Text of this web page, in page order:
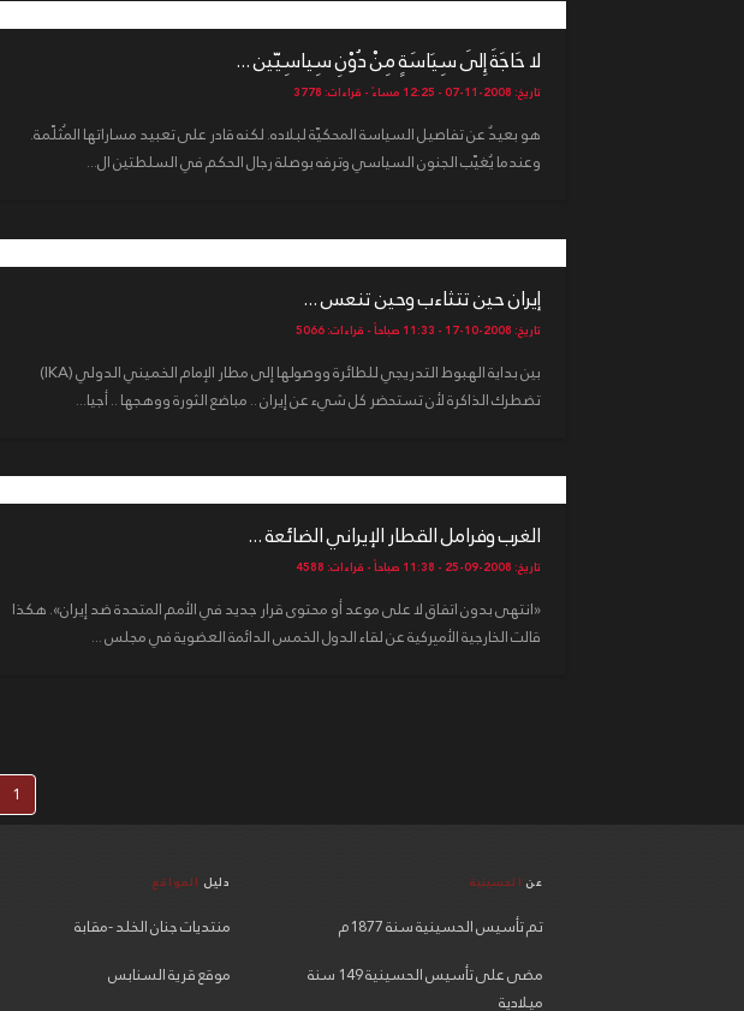
لا حَاجَةَ إِلَى سِيَاسَةٍ مِنْ دُوْنِ سِياسِيّين ...
تاريخ: 2008-11-07 - 12:25 مساءً - قراءات: 3778
هو بعيدٌ عن تفاصيل السياسة المحكيّة لبلاده. لكنه قادر على تعبيد مساراتها المُثلّمة.
وعندما يُغيّب الجنون السياسي وترفه بوصلة رجال الحكم في السلطتين ال...
إيران حين تتثاءب وحين تنعس ...
تاريخ: 2008-10-17 - 11:33 صباحاً - قراءات: 5066
بين بداية الهبوط التدريجي للطائرة ووصولها إلى مطار الإمام الخميني الدولي (IKA)
تضطرك الذاكرة لأن تستحضر كل شيء عن إيران .. مباضع الثورة ووهجها .. أجيا...
الغرب وفرامل القطار الإيراني الضائعة ...
تاريخ: 2008-09-25 - 11:38 صباحاً - قراءات: 4588
«انتهى بدون اتفاق لا على موعد أو محتوى قرار جديد في الأمم المتحدة ضد إيران». هكذا
قالت الخارجية الأميركية عن لقاء الدول الخمس الدائمة العضوية في مجلس ...
1
عن الحسينية
تم تأسيس الحسينية سنة 1877م
مضى على تأسيس الحسينية 149 سنة
ميلادية
دليل المواقع
منتديات جنان الخلد -مقابة
موقع قرية السنابس